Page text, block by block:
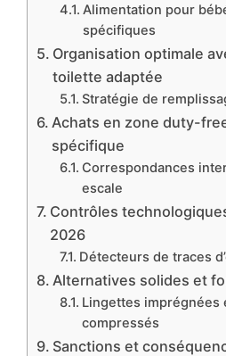
Alimentation pour
spécifiques
Organisation optimale
toilette adaptée
Stratégie de
Achats en zone duty-
spécifique
Correspondances
escale
Contrôles
2026
Détecteurs de traces
Alternatives solides et
Lingettes imprégnées
compressés
Sanctions et